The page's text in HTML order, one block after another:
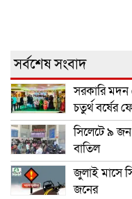
সর্বশেষ সংবাদ
সরকারি মদন
চতুর্থ বর্ষের
সিলেটে ৯
বাতিল
জুলাই মাসে
জনের